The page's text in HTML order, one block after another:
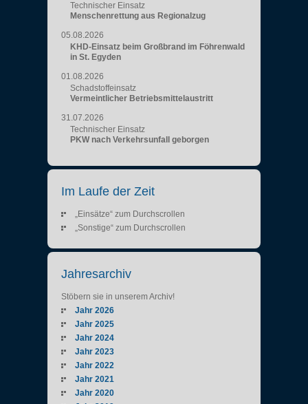
Technischer Einsatz
Menschenrettung aus Regionalzug
05.08.2026
KHD-Einsatz beim Großbrand im Föhrenwald
in St. Egyden
01.08.2026
Schadstoffeinsatz
Vermeintlicher Betriebsmittelaustritt
31.07.2026
Technischer Einsatz
PKW nach Verkehrsunfall geborgen
Im Laufe der Zeit
„Einsätze“ zum Durchscrollen
„Sonstige“ zum Durchscrollen
Jahresarchiv
Stöbern sie in unserem Archiv!
Jahr 2026
Jahr 2025
Jahr 2024
Jahr 2023
Jahr 2022
Jahr 2021
Jahr 2020